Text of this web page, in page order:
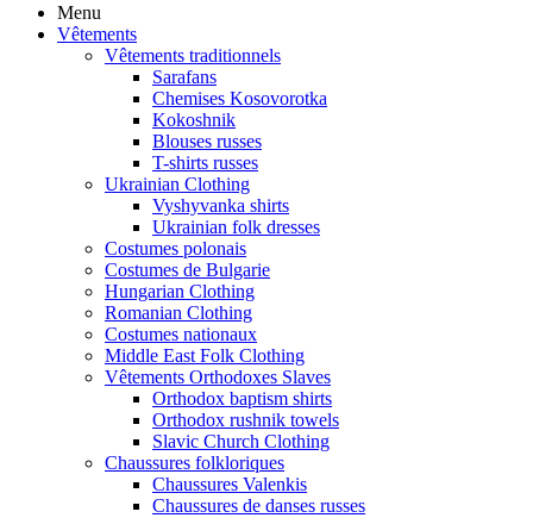
Menu
Vêtements
Vêtements traditionnels
Sarafans
Chemises Kosovorotka
Kokoshnik
Blouses russes
T-shirts russes
Ukrainian Clothing
Vyshyvanka shirts
Ukrainian folk dresses
Costumes polonais
Costumes de Bulgarie
Hungarian Clothing
Romanian Clothing
Costumes nationaux
Middle East Folk Clothing
Vêtements Orthodoxes Slaves
Orthodox baptism shirts
Orthodox rushnik towels
Slavic Church Clothing
Chaussures folkloriques
Chaussures Valenkis
Chaussures de danses russes